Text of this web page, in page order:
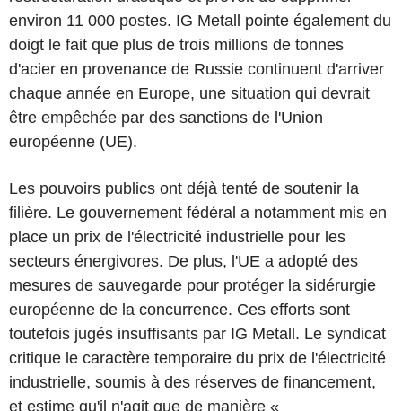
environ 11 000 postes. IG Metall pointe également du
doigt le fait que plus de trois millions de tonnes
d'acier en provenance de Russie continuent d'arriver
chaque année en Europe, une situation qui devrait
être empêchée par des sanctions de l'Union
européenne (UE).
Les pouvoirs publics ont déjà tenté de soutenir la
filière. Le gouvernement fédéral a notamment mis en
place un prix de l'électricité industrielle pour les
secteurs énergivores. De plus, l'UE a adopté des
mesures de sauvegarde pour protéger la sidérurgie
européenne de la concurrence. Ces efforts sont
toutefois jugés insuffisants par IG Metall. Le syndicat
critique le caractère temporaire du prix de l'électricité
industrielle, soumis à des réserves de financement,
et estime qu'il n'agit que de manière «